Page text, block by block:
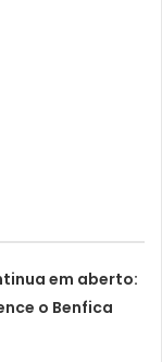
em aberto:
o Benfica